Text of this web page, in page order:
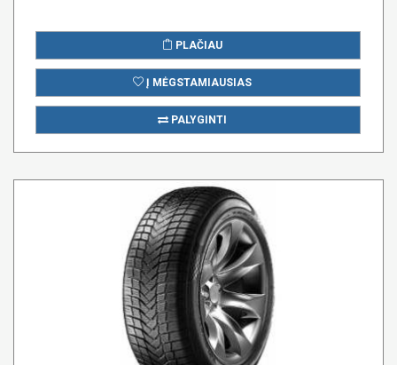
PLAČIAU
Į MĖGSTAMIAUSIAS
PALYGINTI